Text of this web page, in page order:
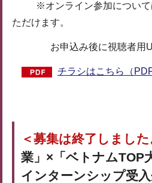
※オンライン参加について
ただけます。
お申込み後に視聴者用
チラシはこちら（
＜募集は終了しました
業」×「ベトナムTOP
インターンシップ受入